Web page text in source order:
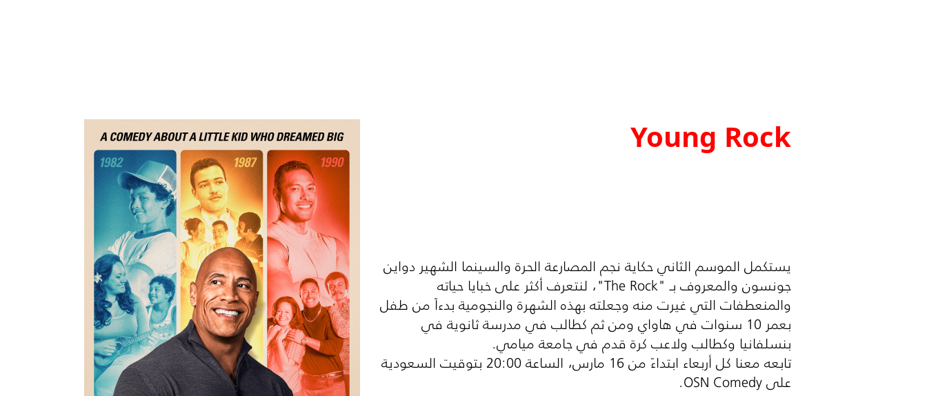
Young Rock
يستكمل الموسم الثاني حكاية نجم المصارعة الحرة والسينما الشهير دواين
جونسون والمعروف بـ "The Rock"، لنتعرف أكثر على خبايا حياته
والمنعطفات التي غيرت منه وجعلته بهذه الشهرة والنجومية بدءاً من طفل
بعمر 10 سنوات في هاواي ومن ثم كطالب في مدرسة ثانوية في
بنسلفانيا وكطالب ولاعب كرة قدم في جامعة ميامي.
تابعه معنا كل أربعاء ابتداءً من 16 مارس، الساعة 20:00 بتوقيت السعودية
علىOSN Comedy
.